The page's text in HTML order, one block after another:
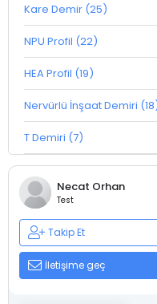
Kare Demir (25)
NPU Profil (22)
HEA Profil (19)
Nervürlü İnşaat Demiri
T Demiri (7)
Necat Orhan
Test
Takip Et
İletişime geç